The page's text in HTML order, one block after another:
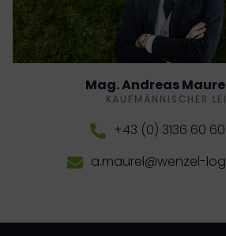
Mag. Andreas
KAUFMÄNNISCHER
+43 (0) 3136 60
a.maurel@wenzel-